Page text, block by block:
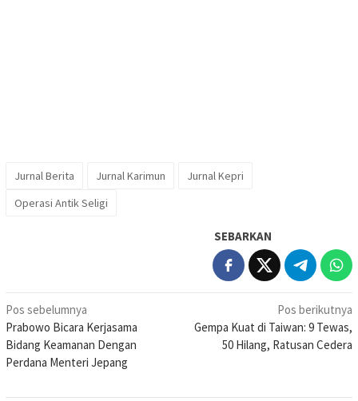
Jurnal Berita Jurnal Karimun
Jurnal Kepri
Operasi Antik Seligi
SEBARKAN
Navigasi
pos
Pos sebelumnya
Prabowo Bicara Kerjasama
Bidang Keamanan Dengan
Perdana Menteri Jepang
Pos berikutnya
Gempa Kuat di Taiwan: 9 Tewas,
50 Hilang, Ratusan Cedera